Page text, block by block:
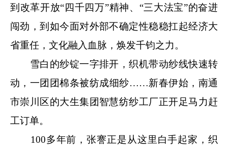
到改革开放“四千四万”精神、“三大法宝”的奋进
闯劲，到如今面对外部不确定性稳稳扛起经济大
省重任，文化融入血脉，焕发千钧之力。
雪白的纱锭一字排开，织机带动纱线快速转
动，一团团棉条被纺成细纱……新春伊始，南通
市崇川区的大生集团智慧纺纱工厂正开足马力赶
工订单。
100多年前，张謇正是从这里白手起家，织